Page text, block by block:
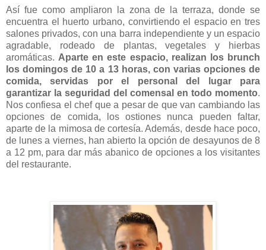
Así fue como ampliaron la zona de la terraza, donde se
encuentra el huerto urbano, convirtiendo el espacio en tres
salones privados, con una barra independiente y un espacio
agradable, rodeado de plantas, vegetales y hierbas
aromáticas. Aparte en este espacio, realizan los brunch
los domingos de 10 a 13 horas, con varias opciones de
comida, servidas por el personal del lugar para
garantizar la seguridad del comensal en todo momento.
Nos confiesa el chef que a pesar de que van cambiando las
opciones de comida, los ostiones nunca pueden faltar,
aparte de la mimosa de cortesía. Además, desde hace poco,
de lunes a viernes, han abierto la opción de desayunos de 8
a 12 pm, para dar más abanico de opciones a los visitantes
del restaurante.